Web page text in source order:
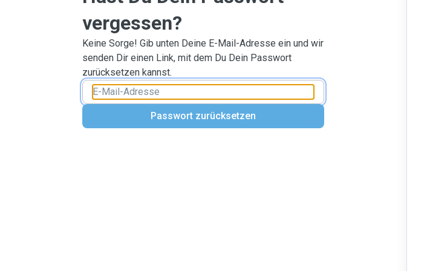
vergessen?
Keine Sorge! Gib unten Deine E-Mail-Adresse ein und wir
senden Dir einen Link, mit dem Du Dein Passwort
zurücksetzen kannst.
Passwort zurücksetzen